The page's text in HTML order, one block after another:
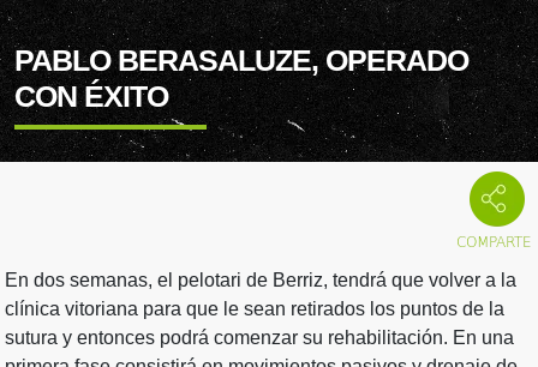
PABLO BERASALUZE, OPERADO
CON ÉXITO
En dos semanas, el pelotari de Berriz, tendrá que volver a la
clínica vitoriana para que le sean retirados los puntos de la
sutura y entonces podrá comenzar su rehabilitación. En una